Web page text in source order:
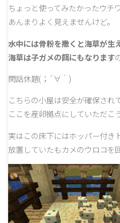
ちょっと使ってみたかったウチ
あんまりよく見えませんけど。
水中には骨粉を撒くと海草が生
海草は子ガメの餌にもなります
閑話休題(；´∀｀)
こちらの小屋は安全が確保され
ここを産卵拠点にしていただこ
実はこの床下にはホッパー付き
放置していたもカメのウロコを